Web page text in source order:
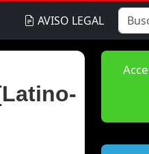
AVISO LEGAL